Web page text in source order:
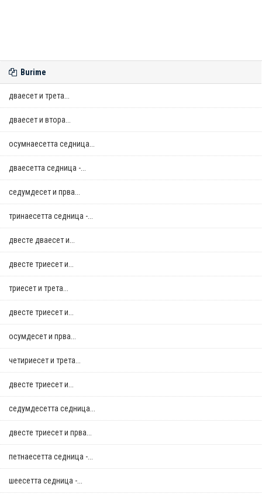
Burime
дваесет и трета...
дваесет и втора...
осумнaесетта седница...
дваесетта седница -...
седумдесет и прва...
тринаесетта седница -...
двестe дваесет и...
двестe триесет и...
триесет и трета...
двестe триесет и...
осумдесет и прва...
четириесет и трета...
двестe триесет и...
седумдесетта седница...
двестe триесет и прва...
петнаесетта седница -...
шеесетта седница -...